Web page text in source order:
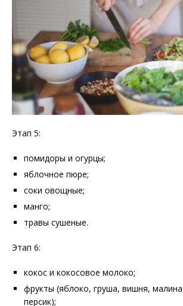
Этап 5:
помидоры и огурцы;
яблочное пюре;
соки овощные;
манго;
травы сушеные.
Этап 6:
кокос и кокосовое молоко;
фрукты (яблоко, груша, вишня,
персик);